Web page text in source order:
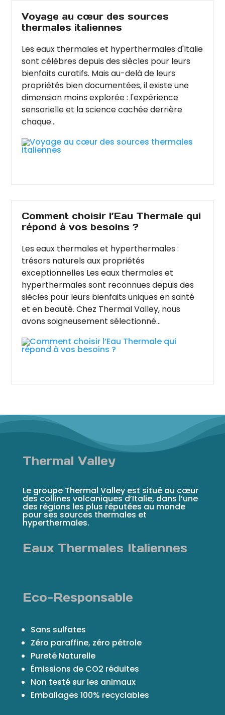
Voyage au cœur des sources
thermales italiennes
Les eaux thermales et hyperthermales d'Italie
sont célèbres depuis des siècles pour leurs
bienfaits curatifs. Mais au-delà de leurs
propriétés bien documentées, il existe une
dimension moins explorée : l'expérience
sensorielle et la science cachée derrière
chaque...
Comment choisir l’Eau Thermale qui
répond à vos besoins ?
Les eaux thermales et hyperthermales :
trésors naturels aux propriétés
exceptionnelles Les eaux thermales et
hyperthermales sont reconnues depuis des
siècles pour leurs bienfaits uniques en santé
et en beauté. Chez Thermal Valley, nous
avons soigneusement sélectionné...
Thermal Valley
Le groupe Thermal Valley est situé au cœur
des collines volcaniques d’Italie, dans l’une
des régions les plus réputées au monde
pour ses sources thermales et
hyperthermales.
Eaux Thermales Italiennes
Eco-Responsable
Sans sulfates
Zéro paraffine, zéro pétrole
Pureté Naturelle
Émissions de CO2 réduites
Non testé sur les animaux
Emballages 100% recyclables